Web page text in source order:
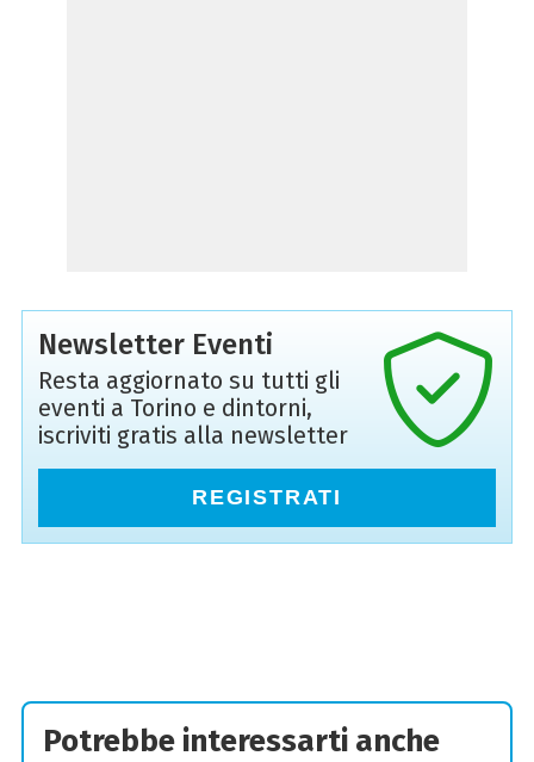
Newsletter Eventi
Resta aggiornato su tutti gli
eventi a Torino e dintorni,
iscriviti gratis alla newsletter
REGISTRATI
Potrebbe interessarti anche